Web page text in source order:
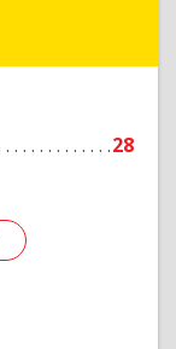
28
ул, дом №